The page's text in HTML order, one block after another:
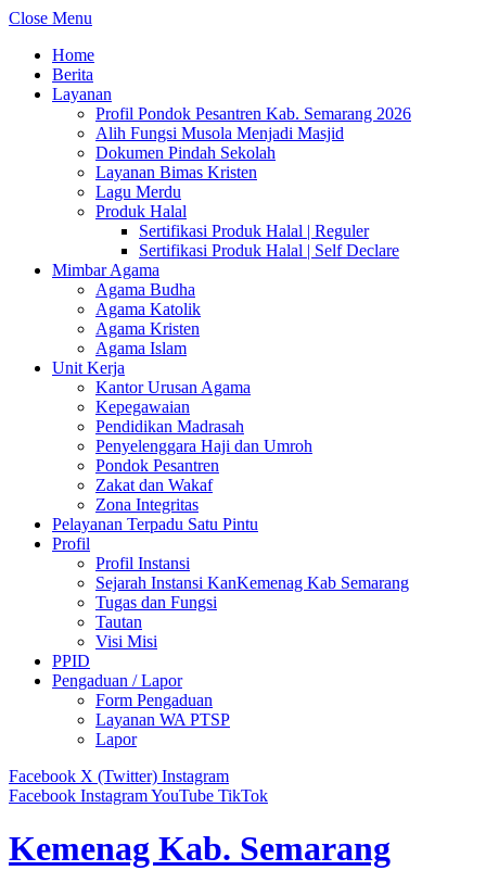
Close Menu
Home
Berita
Layanan
Profil Pondok Pesantren Kab. Semarang 2026
Alih Fungsi Musola Menjadi Masjid
Dokumen Pindah Sekolah
Layanan Bimas Kristen
Lagu Merdu
Produk Halal
Sertifikasi Produk Halal | Reguler
Sertifikasi Produk Halal | Self Declare
Mimbar Agama
Agama Budha
Agama Katolik
Agama Kristen
Agama Islam
Unit Kerja
Kantor Urusan Agama
Kepegawaian
Pendidikan Madrasah
Penyelenggara Haji dan Umroh
Pondok Pesantren
Zakat dan Wakaf
Zona Integritas
Pelayanan Terpadu Satu Pintu
Profil
Profil Instansi
Sejarah Instansi KanKemenag Kab Semarang
Tugas dan Fungsi
Tautan
Visi Misi
PPID
Pengaduan / Lapor
Form Pengaduan
Layanan WA PTSP
Lapor
Facebook X (Twitter) Instagram
Facebook InstagramYouTube TikTok
Kemenag Kab. Semarang